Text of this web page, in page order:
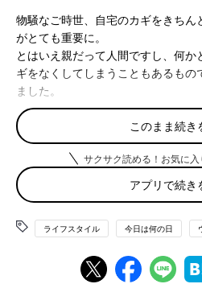
る＜後編＞では
産後の妊娠・出産
物騒なご時世、自宅のカギをきちん
がとても重要に。
とはいえ親だって人間ですし、何
ギをなくしてしまうこともあるも
ました。
「昔はまったく失くしものをしな
てから駐車場の鍵、家の鍵、つい
した…。何年かおきに失くすので夫
「夫が失くします。本当に呆れる
るよ…と思うくらい出かける前に探
らと言っているのですが、いざ返っ
ろにポイッ！」
なくすよりはまだマシなのでしょう
このまま続き
サクサク読める！お気に
アプリで続き
ライフスタイル 今日は何の日